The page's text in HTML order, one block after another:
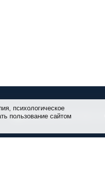
психологическое
пользование сайтом